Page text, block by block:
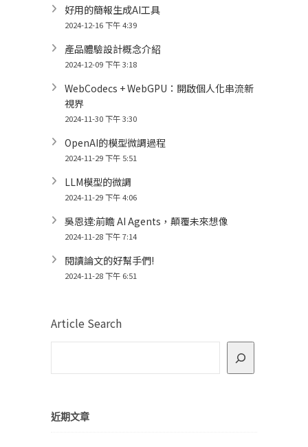
好用的簡報生成AI工具
2024-12-16 下午 4:39
產品體驗設計概念介紹
2024-12-09 下午 3:18
WebCodecs + WebGPU：開啟個人化串流新
視界
2024-11-30 下午 3:30
OpenAI的模型微調過程
2024-11-29 下午 5:51
LLM模型的微調
2024-11-29 下午 4:06
吳恩達:前瞻 AI Agents，顛覆未來想像
2024-11-28 下午 7:14
閱讀論文的好幫手們!
2024-11-28 下午 6:51
Article Search
近期文章